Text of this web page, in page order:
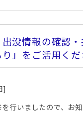
出没情報の確認
」をご活用くだ
]
行いましたので、お知